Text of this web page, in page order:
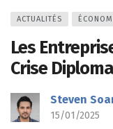
ACTUALITÉS
Les
Crise
Steven
15/01/2025